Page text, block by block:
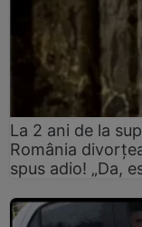
La 2 ani de la
România
spus adio! „Da,